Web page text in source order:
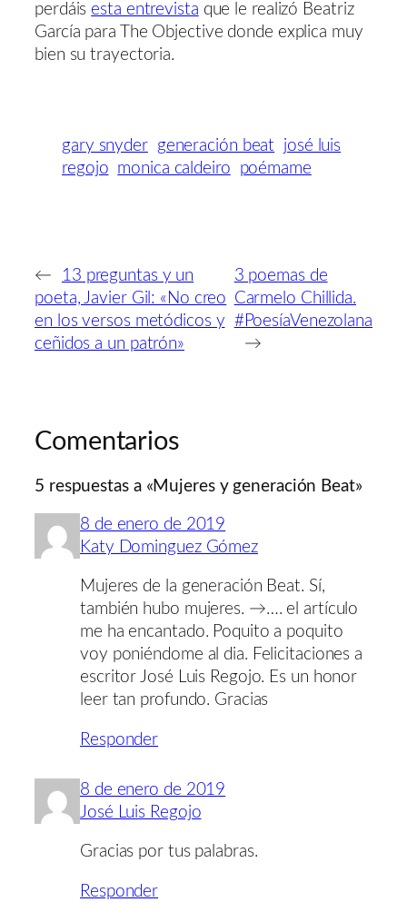
perdáis esta entrevista que le realizó Beatriz
García para The Objective donde explica muy
bien su trayectoria.
gary snyder generación beat
josé luis
regojo monica caldeiro poémame
←
13 preguntas y un
poeta, Javier Gil: «No creo
en los versos metódicos y
ceñidos a un patrón»
3 poemas de
Carmelo Chillida.
#PoesíaVenezolana
→
Comentarios
5 respuestas a «Mujeres y generación Beat»
8 de enero de 2019
Katy Dominguez Gómez
Mujeres de la generación Beat. Sí,
también hubo mujeres. →…. el artículo
me ha encantado. Poquito a poquito
voy poniéndome al dia. Felicitaciones a
escritor José Luis Regojo. Es un honor
leer tan profundo. Gracias
Responder
8 de enero de 2019
José Luis Regojo
Gracias por tus palabras.
Responder